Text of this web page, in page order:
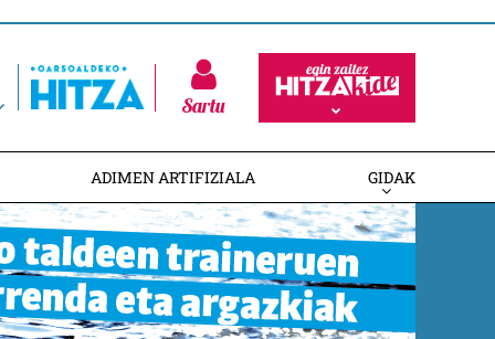
Sartu
ADIMEN ARTIFIZIALA GIDAK